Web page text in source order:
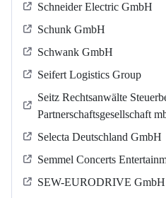
Schneider Electric GmbH
Schunk GmbH
Schwank GmbH
Seifert Logistics Group
Seitz Rechtsanwälte
Partnerschaftsgesellschaft
Selecta Deutschland GmbH
Semmel Concerts
SEW-EURODRIVE